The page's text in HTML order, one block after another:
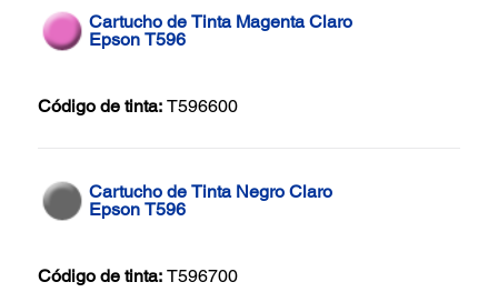
Cartucho de Tinta Magenta Claro
Epson T596
Código de tinta: T596600
Cartucho de Tinta Negro Claro
Epson T596
Código de tinta: T596700